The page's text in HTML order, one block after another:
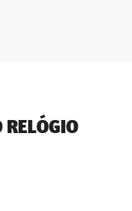
RELÓGIO